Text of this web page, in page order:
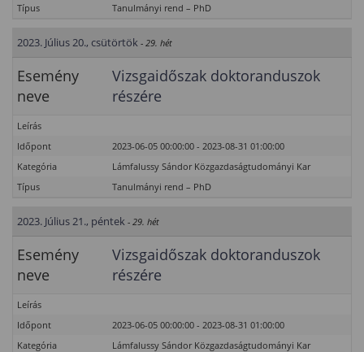
Típus
Tanulmányi rend – PhD
2023. Július 20., csütörtök - 29. hét
Esemény
neve
Vizsgaidőszak doktoranduszok
részére
Leírás
Időpont
2023-06-05 00:00:00 - 2023-08-31 01:00:00
Kategória
Lámfalussy Sándor Közgazdaságtudományi Kar
Típus
Tanulmányi rend – PhD
2023. Július 21., péntek - 29. hét
Esemény
neve
Vizsgaidőszak doktoranduszok
részére
Leírás
Időpont
2023-06-05 00:00:00 - 2023-08-31 01:00:00
Kategória
Lámfalussy Sándor Közgazdaságtudományi Kar